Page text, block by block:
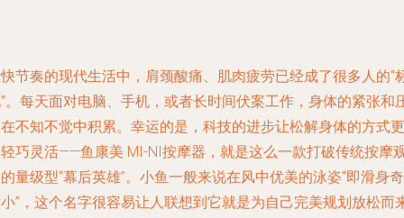
节奏的现代生活中，肩颈酸痛、肌肉疲劳已经成了很多人的“
。每天面对电脑、手机，或者长时间伏案工作，身体的紧张和
不知不觉中积累。幸运的是，科技的进步让松解身体的方式更
巧灵活——鱼康美 MI-NI按摩器，就是这么一款打破传统按摩
量级型“幕后英雄”。小鱼一般来说在风中优美的泳姿“即滑身奇
”，这个名字很容易让人联想到它就是为自己完美规划放松而